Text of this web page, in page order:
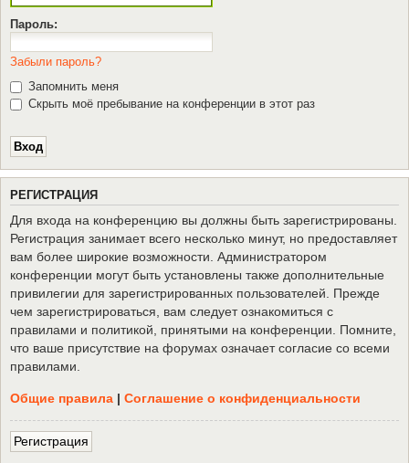
Пароль:
Забыли пароль?
Запомнить меня
Скрыть моё пребывание на конференции в этот раз
РЕГИСТРАЦИЯ
Для входа на конференцию вы должны быть зарегистрированы.
Регистрация занимает всего несколько минут, но предоставляет
вам более широкие возможности. Администратором
конференции могут быть установлены также дополнительные
привилегии для зарегистрированных пользователей. Прежде
чем зарегистрироваться, вам следует ознакомиться с
правилами и политикой, принятыми на конференции. Помните,
что ваше присутствие на форумах означает согласие со всеми
правилами.
Общие правила | Соглашение о конфиденциальности
Регистрация